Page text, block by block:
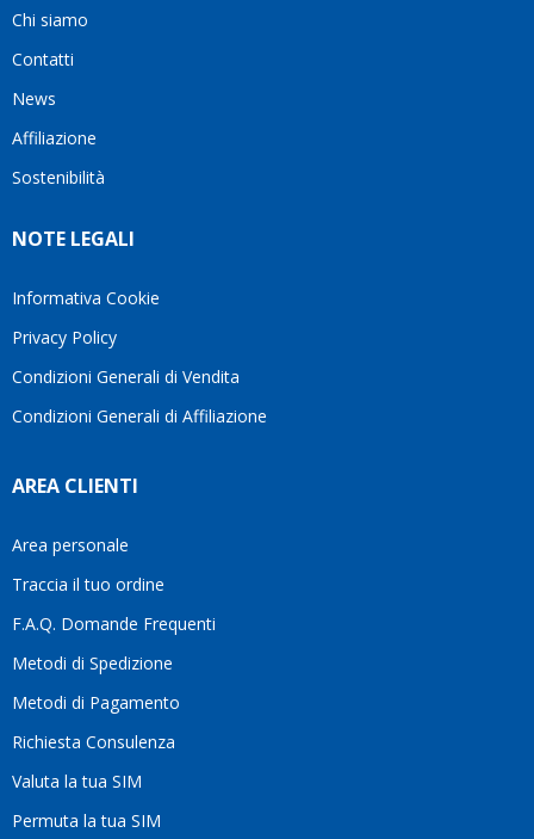
Chi siamo
Contatti
News
Affiliazione
Sostenibilità
NOTE LEGALI
Informativa Cookie
Privacy Policy
Condizioni Generali di Vendita
Condizioni Generali di Affiliazione
AREA CLIENTI
Area personale
Traccia il tuo ordine
F.A.Q. Domande Frequenti
Metodi di Spedizione
Metodi di Pagamento
Richiesta Consulenza
Valuta la tua SIM
Permuta la tua SIM